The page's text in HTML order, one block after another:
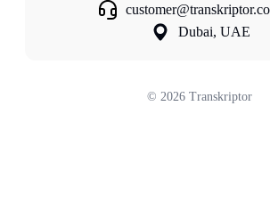
Dubai, UAE
© 2026 Transkriptor